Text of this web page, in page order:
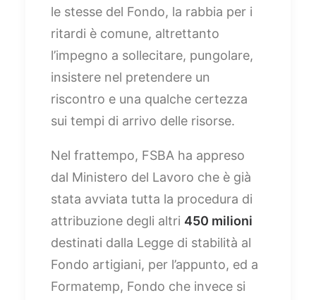
le stesse del Fondo, la rabbia per i
ritardi è comune, altrettanto
l’impegno a sollecitare, pungolare,
insistere nel pretendere un
riscontro e una qualche certezza
sui tempi di arrivo delle risorse.
Nel frattempo, FSBA ha appreso
dal Ministero del Lavoro che è già
stata avviata tutta la procedura di
attribuzione degli altri 450 milioni
destinati dalla Legge di stabilità al
Fondo artigiani, per l’appunto, ed a
Formatemp, Fondo che invece si